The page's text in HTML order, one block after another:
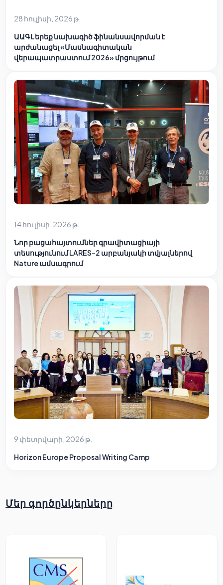
28 հուլիսի, 2026 թ.
ԱԱԳԼ երեք նախագիծ ֆինանսավորման է
արժանացել «Մասնագիտական
վերապատրաստում 2026» մրցույթում
14 հուլիսի, 2026 թ.
Նոր բացահայտումներ գրավիտացիայի
տեսությունում LARES-2 արբանյակի տվյալներով
Nature ամսագրում
9 փետրվարի, 2026 թ.
Horizon Europe Proposal Writing Camp
Մեր գործընկերները